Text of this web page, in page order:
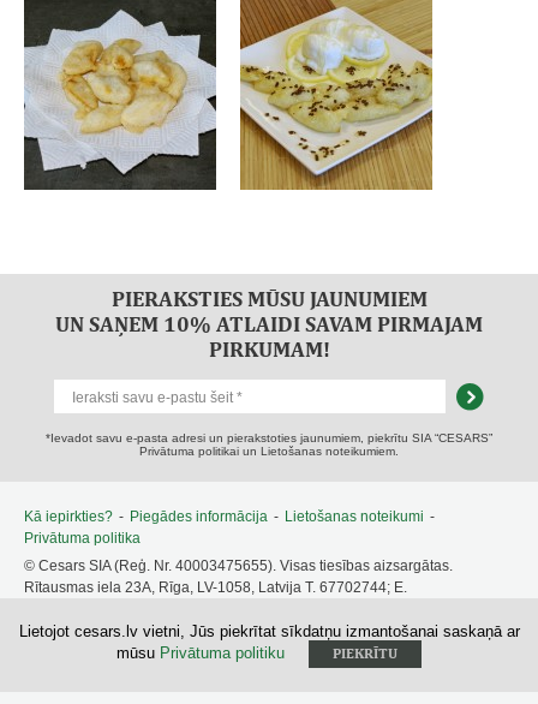
PIERAKSTIES MŪSU JAUNUMIEM
UN SAŅEM 10% ATLAIDI SAVAM PIRMAJAM
PIRKUMAM!
*Ievadot savu e-pasta adresi un pierakstoties jaunumiem, piekrītu SIA “CESARS”
Privātuma politikai un Lietošanas noteikumiem.
Kā iepirkties? - Piegādes informācija - Lietošanas noteikumi -
Privātuma politika
© Cesars SIA (Reģ. Nr. 40003475655). Visas tiesības aizsargātas.
Rītausmas iela 23A, Rīga, LV-1058, Latvija T. 67702744; E.
Lietojot cesars.lv vietni, Jūs piekrītat sīkdatņu izmantošanai saskaņā ar
mūsu Privātuma politiku PIEKRĪTU